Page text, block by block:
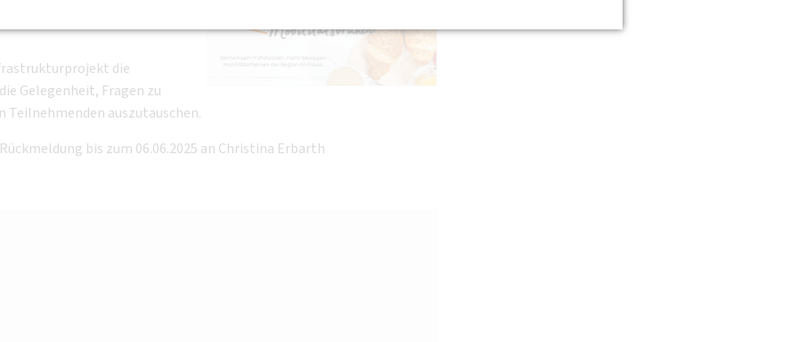
der neuen tangentialen
die
Gelegenheit, Fragen zu
auszutauschen.
bis zum 06.06.2025 an Christina Erbarth